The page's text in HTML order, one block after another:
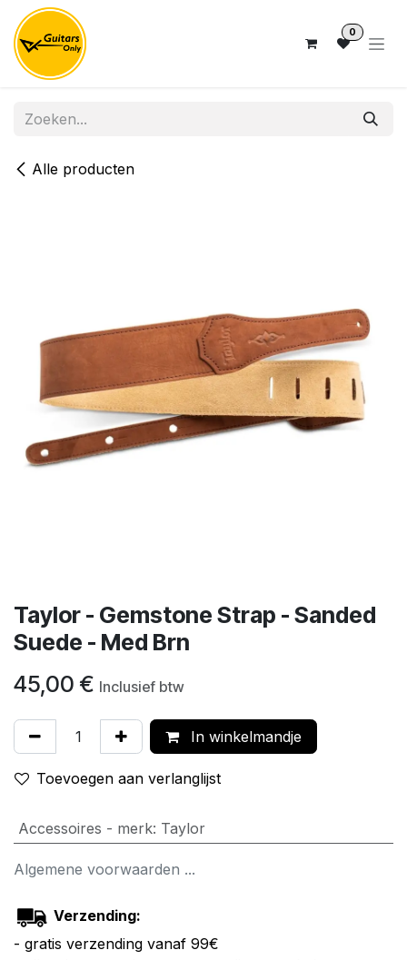
Overslaan naar inhoud
0
Alle producten
Taylor - Gemstone Strap - Sanded
Suede - Med Brn
45,00 € Inclusief btw
In winkelmandje
Toevoegen aan verlanglijst
Accessoires - merk: Taylor
Algemene voorwaarden ...
Verzending:
- gratis verzending vanaf 99€